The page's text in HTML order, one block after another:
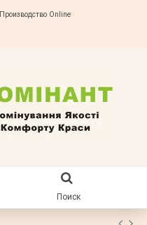
Производство Online
Поиск